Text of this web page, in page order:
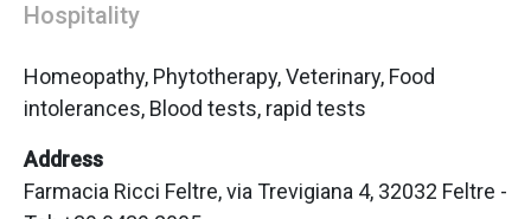
Hospitality
Homeopathy, Phytotherapy, Veterinary, Food
intolerances, Blood tests, rapid tests
Address
Farmacia Ricci Feltre, via Trevigiana 4, 32032 Feltre -